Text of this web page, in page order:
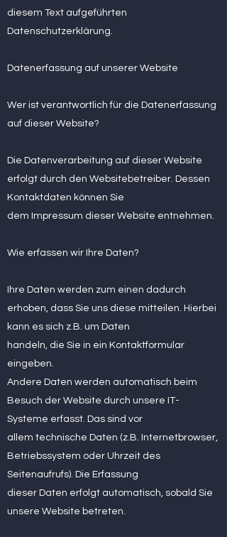
diesem Text aufgeführten
Datenschutzerklärung.
Datenerfassung auf unserer Website
Wer ist verantwortlich für die Datenerfassung
auf dieser Website?
Die Datenverarbeitung auf dieser Website
erfolgt durch den Websitebetreiber. Dessen
Kontaktdaten können Sie
dem Impressum dieser Website entnehmen.
Wie erfassen wir Ihre Daten?
Ihre Daten werden zum einen dadurch
erhoben, dass Sie uns diese mitteilen. Hierbei
kann es sich z.B. um Daten
handeln, die Sie in ein Kontaktformular
eingeben.
Andere Daten werden automatisch beim
Besuch der Website durch unsere IT-
Systeme erfasst. Das sind vor
allem technische Daten (z.B. Internetbrowser,
Betriebssystem oder Uhrzeit des
Seitenaufrufs). Die Erfassung
dieser Daten erfolgt automatisch, sobald Sie
unsere Website betreten.